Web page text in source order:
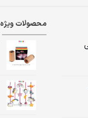
محصولات ویژه